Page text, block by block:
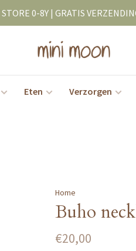
0-8Y | GRATIS
Eten Verzorgen
Home
Buho
€20,00